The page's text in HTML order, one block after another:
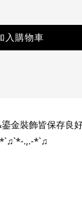
入購物車
金裝飾皆保存良
.,.-*`♫